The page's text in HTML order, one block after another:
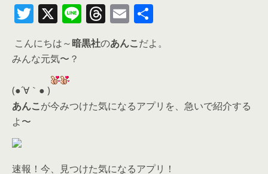
T
itt
er
X Li
n
e
T
h
re
s
E
m
ai
有
こんにちは～暗黒社のあんこだよ。
みんな元気〜？
(●´∀｀● )
あんこが今みつけた気になるアプリを、急いで紹介する
よ〜
速報！今、見つけた気になるアプリ！